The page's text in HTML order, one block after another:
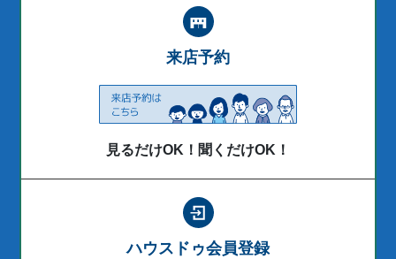
来店予約
見るだけOK！聞くだけOK！
ハウスドゥ会員登録